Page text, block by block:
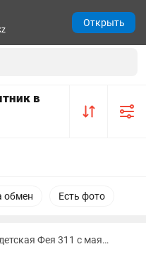
в
обмен Есть фото
Кроватка детская Фея 311 с маятником и вместительным ящиком
Открыть